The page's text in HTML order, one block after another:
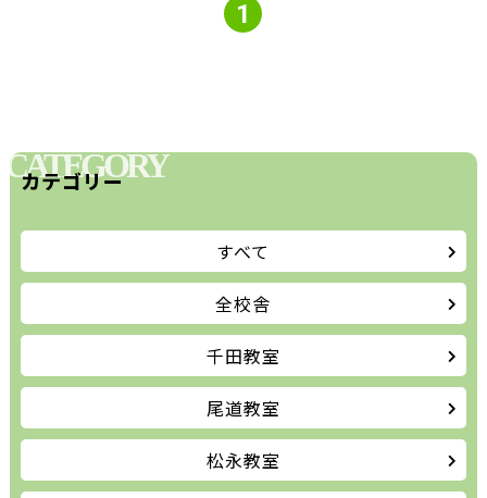
1
CATEGORY
カテゴリー
すべて
全校舎
千田教室
尾道教室
松永教室